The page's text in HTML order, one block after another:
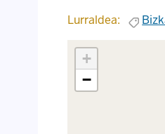
Lurraldea:
+
−